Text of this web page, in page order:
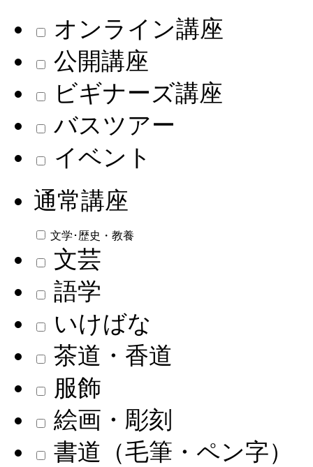
オンライン講座
公開講座
ビギナーズ講座
バスツアー
イベント
通常講座
文学･歴史・教養
文芸
語学
いけばな
茶道・香道
服飾
絵画・彫刻
書道（毛筆・ペン字）